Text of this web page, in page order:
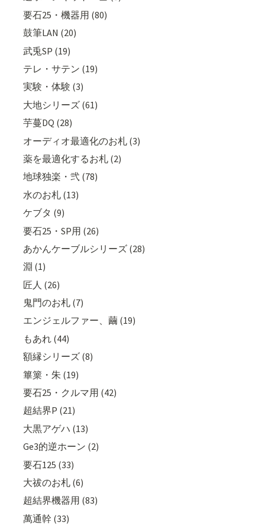
要石25・機器用 (80)
鼓筆LAN (20)
武兎SP (19)
テレ・サテン (19)
実験・体験 (3)
大地シリーズ (61)
芋蔓DQ (28)
オーディオ最適化のお札 (3)
薬を最適化するお札 (2)
地球独楽・弐 (78)
水のお札 (13)
ケブタ (9)
要石25・SP用 (26)
あかんケーブルシリーズ (28)
淵 (1)
匠人 (26)
鬼門のお札 (7)
エンジェルファー、繭 (19)
もあれ (44)
額縁シリーズ (8)
篳篥・朱 (19)
要石25・クルマ用 (42)
超結界P (21)
大黒アゲハ (13)
Ge3的逆ホーン (2)
要石125 (33)
大祓のお札 (6)
超結界機器用 (83)
萬通幹 (33)